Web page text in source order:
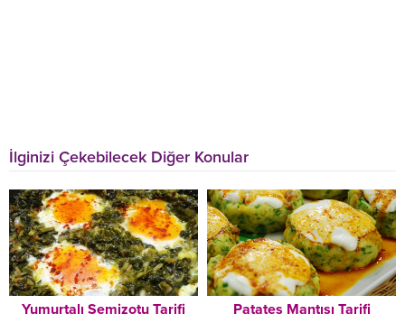
İlginizi Çekebilecek Diğer Konular
Yumurtalı Semizotu Tarifi Patates Mantısı Tarifi